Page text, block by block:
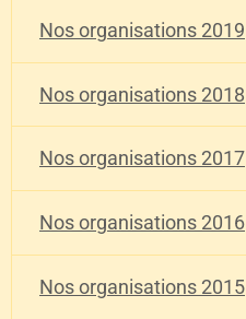
Nos organisations 2019
Nos organisations 2018
Nos organisations 2017
Nos organisations 2016
Nos organisations 2015